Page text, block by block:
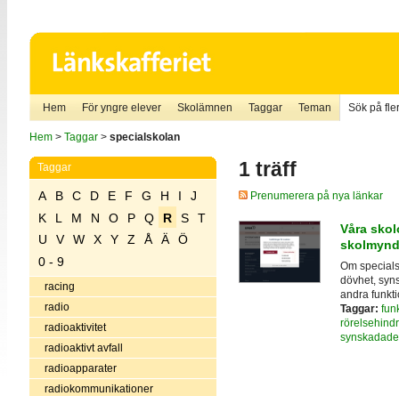
Hem För yngre elever Skolämnen Taggar Teman Sök på
Hem> Taggar> specialskolan
Taggar
A B C D E F G H I
J
K
L M N O P Q R S
T
U
V W X Y Z Å Ä
Ö
0 - 9
racing
radio
radioaktivitet
radioaktivt avfall
radioapparater
radiokommunikationer
1 träff
Prenumerera på nya länkar
Våra
Om
dövhet,
andra
Taggar:
synskadade